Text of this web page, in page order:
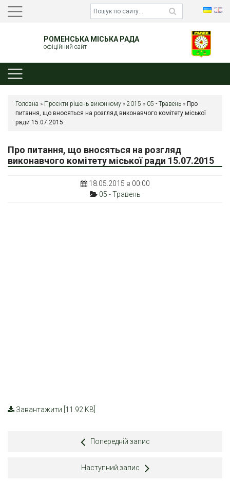
РОМЕНСЬКА МІСЬКА РАДА
офіційний сайт
Головна » Проєкти рішень виконкому » 2015 » 05 - Травень » Про
питання, що вносяться на розгляд виконавчого комітету міської
ради 15.07.2015
Про питання, що вносяться на розгляд
виконавчого комітету міської ради 15.07.2015
18.05.2015 в 00:00
05 - Травень
Завантажити [11.92 KB]
Попередній запис
Наступний запис